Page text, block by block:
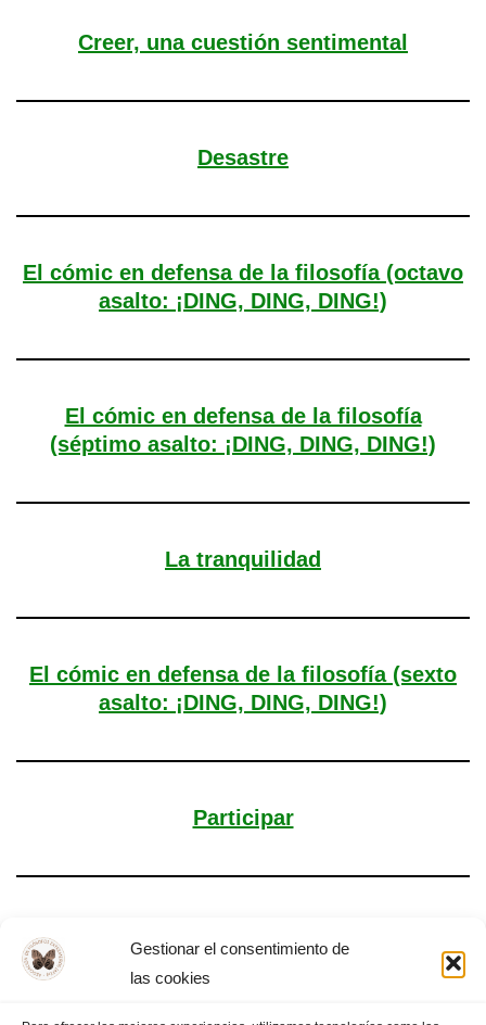
Gestionar el consentimiento de
las cookies
Creer, una cuestión sentimental
Desastre
El cómic en defensa de la filosofía (octavo
asalto: ¡DING, DING, DING!)
El cómic en defensa de la filosofía
(séptimo asalto: ¡DING, DING, DING!)
La tranquilidad
El cómic en defensa de la filosofía (sexto
asalto: ¡DING, DING, DING!)
Participar